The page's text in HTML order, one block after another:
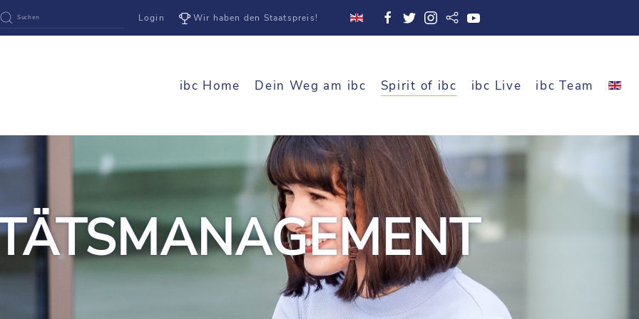
Login Wir haben den Staatspreis!
ibc Home Dein Weg am ibc Spirit of ibc ibc Live ibc Team